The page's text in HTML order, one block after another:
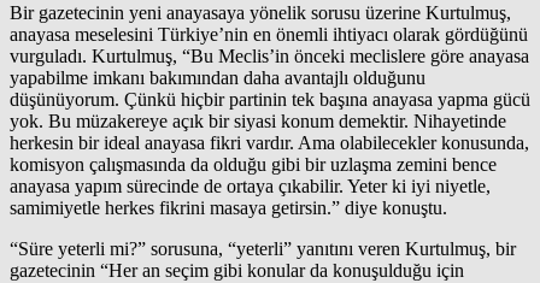
Bir gazetecinin yeni anayasaya yönelik sorusu üzerine Kurtulmuş,
anayasa meselesini Türkiye’nin en önemli ihtiyacı olarak gördüğünü
vurguladı. Kurtulmuş, “Bu Meclis’in önceki meclislere göre anayasa
yapabilme imkanı bakımından daha avantajlı olduğunu
düşünüyorum. Çünkü hiçbir partinin tek başına anayasa yapma gücü
yok. Bu müzakereye açık bir siyasi konum demektir. Nihayetinde
herkesin bir ideal anayasa fikri vardır. Ama olabilecekler konusunda,
komisyon çalışmasında da olduğu gibi bir uzlaşma zemini bence
anayasa yapım sürecinde de ortaya çıkabilir. Yeter ki iyi niyetle,
samimiyetle herkes fikrini masaya getirsin.” diye konuştu.
“Süre yeterli mi?” sorusuna, “yeterli” yanıtını veren Kurtulmuş, bir
gazetecinin “Her an seçim gibi konular da konuşulduğu için